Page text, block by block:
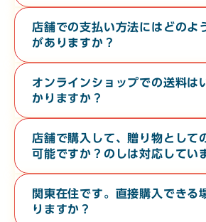
はい。教育旅行や経済団体等、団体様の工
す。無料で３０分から６０分程度の時間で承
日の１０日前までに電話またはお問い合わ
ください。
店舗での支払い方法にはどのよ
がありますか？
現金・各クレジットカード・各種電子マネ
対応しております。
オンラインショップでの送料は
かりますか？
お届け先の地域や、常温便・冷蔵便・冷凍
て異なります。オンラインショップの ご利
さい。
店舗で購入して、贈り物として
可能ですか？のしは対応してい
店舗からの地方発送（クロネコヤマト便）
も行なっております。
関東在住です。直接購入できる
りますか？